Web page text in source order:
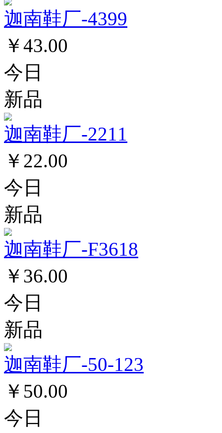
迦南鞋厂-4399
￥43.00
今日
新品
迦南鞋厂-2211
￥22.00
今日
新品
迦南鞋厂-F3618
￥36.00
今日
新品
迦南鞋厂-50-123
￥50.00
今日